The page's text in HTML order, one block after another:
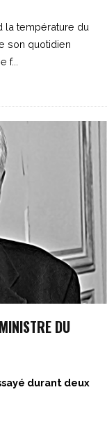
la température du
son quotidien
f...
DU
durant deux